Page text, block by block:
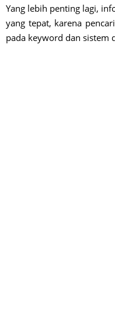
Yang lebih penting lagi,
yang tepat, karena
pada keyword dan sistem